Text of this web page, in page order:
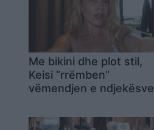
Me bikini dhe plot stil,
Keisi “rrëmben”
vëmendjen e ndjekësve